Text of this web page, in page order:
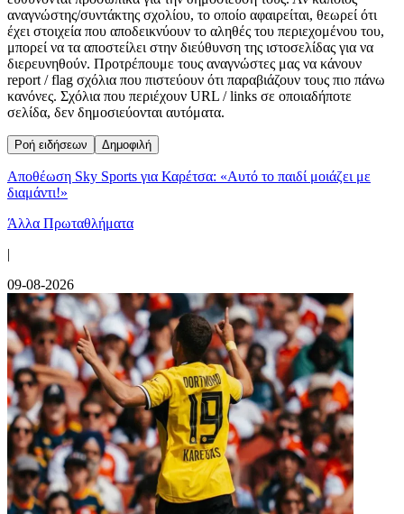
αναγνώστης/συντάκτης σχολίου, το οποίο αφαιρείται, θεωρεί ότι
έχει στοιχεία που αποδεικνύουν το αληθές του περιεχομένου του,
μπορεί να τα αποστείλει στην διεύθυνση της ιστοσελίδας για να
διερευνηθούν. Προτρέπουμε τους αναγνώστες μας να κάνουν
report / flag σχόλια που πιστεύουν ότι παραβιάζουν τους πιο πάνω
κανόνες. Σχόλια που περιέχουν URL / links σε οποιαδήποτε
σελίδα, δεν δημοσιεύονται αυτόματα.
Ροή ειδήσεων Δημοφιλή
Αποθέωση Sky Sports για Καρέτσα: «Αυτό το παιδί μοιάζει με
διαμάντι!»
Άλλα Πρωταθλήματα
|
09-08-2026